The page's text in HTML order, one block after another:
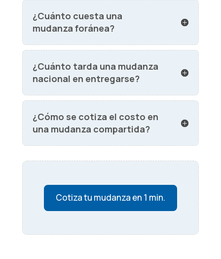
¿Cuánto cuesta una
mudanza foránea?
¿Cuánto tarda una mudanza
nacional en entregarse?
¿Cómo se cotiza el costo en
una mudanza compartida?
Cotiza tu mudanza en 1 min.